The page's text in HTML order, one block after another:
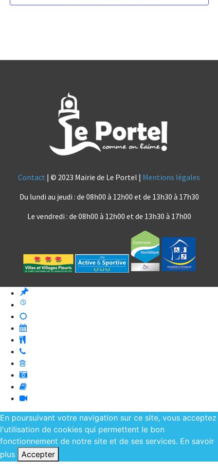
Contact | © 2023 Mairie de Le Portel | Mentions légales
Du lundi au jeudi : de 08h00 à 12h00 et de 13h30 à 17h30
Le vendredi : de 08h00 à 12h00 et de 13h30 à 17h00
En poursuivant votre navigation sur ce site, vous acceptez
l'utilisation de cookies qui permettent le bon
fonctionnement de notre site et de ses services. En savoir
plus
Accepter